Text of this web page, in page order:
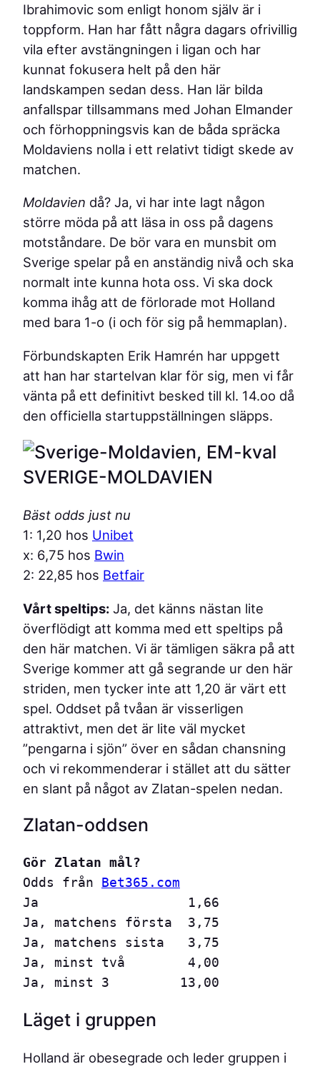
Ibrahimovic som enligt honom själv är i
toppform. Han har fått några dagars ofrivillig
vila efter avstängningen i ligan och har
kunnat fokusera helt på den här
landskampen sedan dess. Han lär bilda
anfallspar tillsammans med Johan Elmander
och förhoppningsvis kan de båda spräcka
Moldaviens nolla i ett relativt tidigt skede av
matchen.
Moldavien då? Ja, vi har inte lagt någon
större möda på att läsa in oss på dagens
motståndare. De bör vara en munsbit om
Sverige spelar på en anständig nivå och ska
normalt inte kunna hota oss. Vi ska dock
komma ihåg att de förlorade mot Holland
med bara 1-o (i och för sig på hemmaplan).
Förbundskapten Erik Hamrén har uppgett
att han har startelvan klar för sig, men vi får
vänta på ett definitivt besked till kl. 14.oo då
den officiella startuppställningen släpps.
SVERIGE-MOLDAVIEN
Bäst odds just nu
1: 1,20 hos Unibet
x: 6,75 hos Bwin
2: 22,85 hos Betfair
Vårt speltips: Ja, det känns nästan lite
överflödigt att komma med ett speltips på
den här matchen. Vi är tämligen säkra på att
Sverige kommer att gå segrande ur den här
striden, men tycker inte att 1,20 är värt ett
spel. Oddset på tvåan är visserligen
attraktivt, men det är lite väl mycket
”pengarna i sjön” över en sådan chansning
och vi rekommenderar i stället att du sätter
en slant på något av Zlatan-spelen nedan.
Zlatan-oddsen
Odds från Bet365.com
Ja                   1,66
Ja, matchens första  3,75
Ja, matchens sista   3,75
Ja, minst två        4,00
Ja, minst 3         13,00
Läget i gruppen
Holland är obesegrade och leder gruppen i